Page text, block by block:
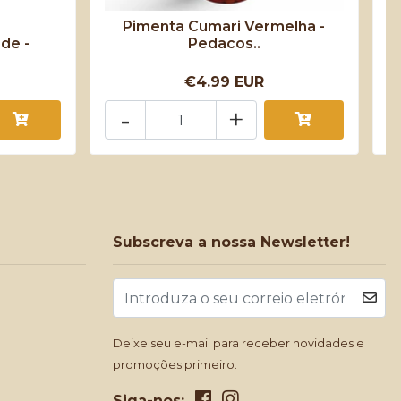
-
Pimenta Cumari Vermelha -
Pedacos..
€4.99 EUR
+
-
Subscreva a nossa Newsletter!
Deixe seu e-mail para receber novidades e
promoções primeiro.